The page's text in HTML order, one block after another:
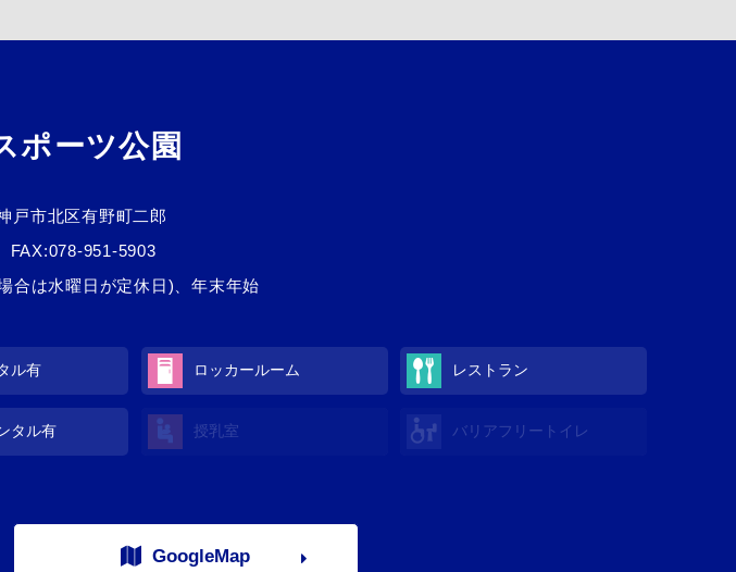
ポーツ公園
戸市北区有野町二郎
FAX:078-951-5903
合は水曜日が定休日)、年末年始
ル有 ロッカールーム レストラン
タル有 授乳室 バリアフリートイレ
GoogleMap